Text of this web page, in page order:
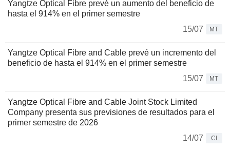
Yangtze Optical Fibre prevé un aumento del beneficio de
hasta el 914% en el primer semestre
15/07
MT
Yangtze Optical Fibre and Cable prevé un incremento del
beneficio de hasta el 914% en el primer semestre
15/07
MT
Yangtze Optical Fibre and Cable Joint Stock Limited
Company presenta sus previsiones de resultados para el
primer semestre de 2026
14/07
CI